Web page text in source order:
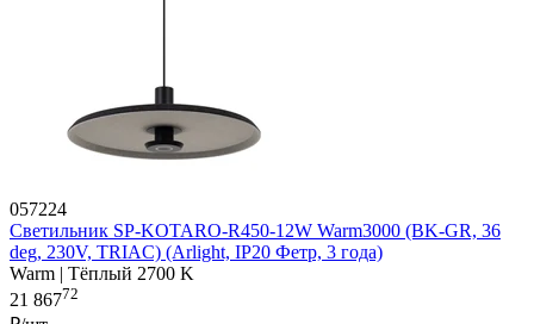
057224
Светильник SP-KOTARO-R450-12W Warm3000 (BK-GR, 36
deg, 230V, TRIAC) (Arlight, IP20 Фетр, 3 года)
Warm | Тёплый 2700 K
21 86772